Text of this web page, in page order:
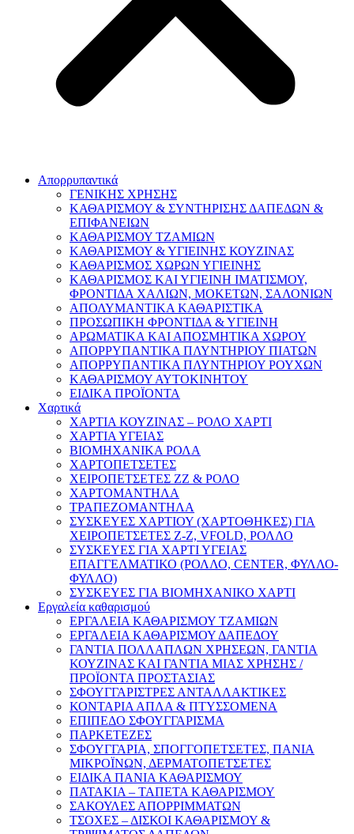
Απορρυπαντικά
ΓΕΝΙΚΗΣ ΧΡΗΣΗΣ
ΚΑΘΑΡΙΣΜΟΥ & ΣΥΝΤΗΡΙΣΗΣ ΔΑΠΕΔΩΝ &
ΕΠΙΦΑΝΕΙΩΝ
ΚΑΘΑΡΙΣΜΟΥ ΤΖΑΜΙΩΝ
ΚΑΘΑΡΙΣΜΟΥ & ΥΓΙΕΙΝΗΣ ΚΟΥΖΙΝΑΣ
ΚΑΘΑΡΙΣΜΟΣ ΧΩΡΩΝ ΥΓΙΕΙΝΗΣ
ΚΑΘΑΡΙΣΜΟΣ ΚΑΙ ΥΓΙΕΙΝΗ ΙΜΑΤΙΣΜΟΥ,
ΦΡΟΝΤΙΔΑ ΧΑΛΙΩΝ, ΜΟΚΕΤΩΝ, ΣΑΛΟΝΙΩΝ
ΑΠΟΛΥΜΑΝΤΙΚΑ ΚΑΘΑΡΙΣΤΙΚΑ
ΠΡΟΣΩΠΙΚΗ ΦΡΟΝΤΙΔΑ & ΥΓΙΕΙΝΗ
ΑΡΩΜΑΤΙΚΑ ΚΑΙ ΑΠΟΣΜΗΤΙΚΑ ΧΩΡΟΥ
ΑΠΟΡΡΥΠΑΝΤΙΚΑ ΠΛΥΝΤΗΡΙΟΥ ΠΙΑΤΩΝ
ΑΠΟΡΡΥΠΑΝΤΙΚΑ ΠΛΥΝΤΗΡΙΟΥ ΡΟΥΧΩΝ
ΚΑΘΑΡΙΣΜΟΥ ΑΥΤΟΚΙΝΗΤΟΥ
ΕΙΔΙΚΑ ΠΡΟΪΟΝΤΑ
Χαρτικά
ΧΑΡΤΙΑ ΚΟΥΖΙΝΑΣ – ΡΟΛΟ ΧΑΡΤΙ
ΧΑΡΤΙΑ ΥΓΕΙΑΣ
ΒΙΟΜΗΧΑΝΙΚΑ ΡΟΛΑ
ΧΑΡΤΟΠΕΤΣΕΤΕΣ
ΧΕΙΡΟΠΕΤΣΕΤΕΣ ΖΖ & ΡΟΛΟ
ΧΑΡΤΟΜΑΝΤΗΛΑ
ΤΡΑΠΕΖΟΜΑΝΤΗΛΑ
ΣΥΣΚΕΥΕΣ ΧΑΡΤΙΟΥ (ΧΑΡΤΟΘΗΚΕΣ) ΓΙΑ
ΧΕΙΡΟΠΕΤΣΕΤΕΣ Ζ-Ζ, VFOLD, ΡΟΛΛΟ
ΣΥΣΚΕΥΕΣ ΓΙΑ ΧΑΡΤΙ ΥΓΕΙΑΣ
ΕΠΑΓΓΕΛΜΑΤΙΚΟ (ΡΟΛΛΟ, CENTER, ΦΥΛΛΟ-
ΦΥΛΛΟ)
ΣΥΣΚΕΥΕΣ ΓΙΑ ΒΙΟΜΗΧΑΝΙΚΟ ΧΑΡΤΙ
Εργαλεία καθαρισμού
ΕΡΓΑΛΕΙΑ ΚΑΘΑΡΙΣΜΟΥ ΤΖΑΜΙΩΝ
ΕΡΓΑΛΕΙΑ ΚΑΘΑΡΙΣΜΟΥ ΔΑΠΕΔΟΥ
ΓΑΝΤΙΑ ΠΟΛΛΑΠΛΩΝ ΧΡΗΣΕΩΝ, ΓΑΝΤΙΑ
ΚΟΥΖΙΝΑΣ ΚΑΙ ΓΑΝΤΙΑ ΜΙΑΣ ΧΡΗΣΗΣ /
ΠΡΟΪΟΝΤΑ ΠΡΟΣΤΑΣΙΑΣ
ΣΦΟΥΓΓΑΡΙΣΤΡΕΣ ΑΝΤΑΛΛΑΚΤΙΚΕΣ
ΚΟΝΤΑΡΙΑ ΑΠΛΑ & ΠΤΥΣΣΟΜΕΝΑ
ΕΠΙΠΕΔΟ ΣΦΟΥΓΓΑΡΙΣΜΑ
ΠΑΡΚΕΤΕΖΕΣ
ΣΦΟΥΓΓΑΡΙΑ, ΣΠΟΓΓΟΠΕΤΣΕΤΕΣ, ΠΑΝΙΑ
ΜΙΚΡΟΪΝΩΝ, ΔΕΡΜΑΤΟΠΕΤΣΕΤΕΣ
ΕΙΔΙΚΑ ΠΑΝΙΑ ΚΑΘΑΡΙΣΜΟΥ
ΠΑΤΑΚΙΑ – ΤΑΠΕΤΑ ΚΑΘΑΡΙΣΜΟΥ
ΣΑΚΟΥΛΕΣ ΑΠΟΡΡΙΜΜΑΤΩΝ
ΤΣΟΧΕΣ – ΔΙΣΚΟΙ ΚΑΘΑΡΙΣΜΟΥ &